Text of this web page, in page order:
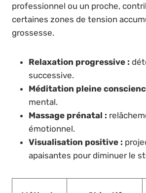
professionnel ou un proche,
certaines zones de tension
grossesse.
Relaxation progressive :
successive.
Méditation pleine
mental.
Massage prénatal :
émotionnel.
Visualisation positive :
apaisantes pour diminuer le